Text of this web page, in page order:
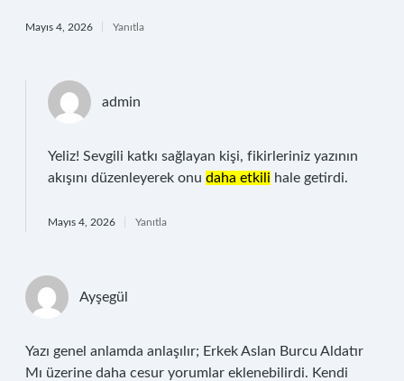
Mayıs 4, 2026 Yanıtla
admin
Yeliz! Sevgili katkı sağlayan kişi, fikirleriniz yazının
akışını düzenleyerek onu daha etkili hale getirdi.
Mayıs 4, 2026 Yanıtla
Ayşegül
Yazı genel anlamda anlaşılır; Erkek Aslan Burcu Aldatır
Mı üzerine daha cesur yorumlar eklenebilirdi. Kendi